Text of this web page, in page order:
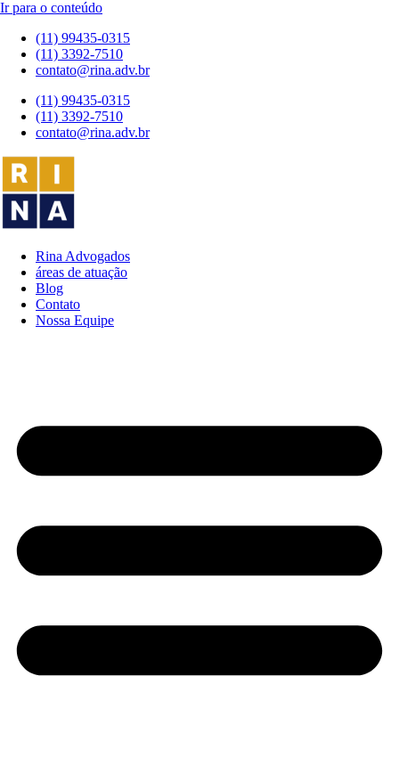
Ir para o conteúdo
(11) 99435-0315
(11) 3392-7510
contato@rina.adv.br
(11) 99435-0315
(11) 3392-7510
contato@rina.adv.br
Rina Advogados
áreas de atuação
Blog
Contato
Nossa Equipe